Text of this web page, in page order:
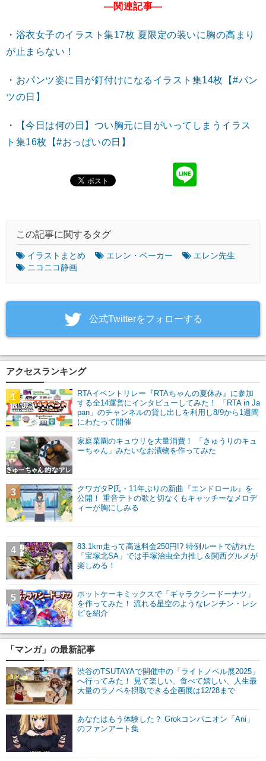
―関連記事―
・ 浴衣女子のイラスト集17枚 夏限定の装いに胸の高まり
が止まらない！
・ おパンツ姿に目が釘付けになるイラスト集14枚【#パン
ツの日】
・
【今日は何の日】つい胸元に目がいってしまうイラス
ト集16枚【#おっぱいの日】
この記事に関するタグ
イラストまとめ エレン・ベーカー
エレン先生
ニコニコ静画
‎公式Twitterをフォローする
アクセスランキング
RTAイベントリレー『RTAちゃんの夏休み』に参加
する全14運営にインタビューしてみた！ 「RTA in Ja
pan」のチャンネルの貸し出しを利用し8/9から1週間
にわたって開催
1
家庭菜園のキュウリを大量消費！ 「きゅうりのキュ
ーちゃん」みたいなお漬物を作ってみた
2
クワガタP氏・11年ぶりの新曲『エンドロール』を
公開！ 重音テトの歌と切なくもキャッチーなメロデ
ィーが胸にしみる
3
83.1km走って高速料金250円!? 特例ルートで訪れた
「宝塚北SA」では手塚治虫全力推し＆関西グルメが
楽しめる！
4
ホットケーキミックスで「ギャラクシードーナツ」
を作ってみた！ 流れる星空のようなレンチン・レシ
ピを紹介
5
「マンガ」の最新記事
渋谷のTSUTAYAで開催中の「ライトノベル展2025」
へ行ってみた！ 見て楽しい、食べて嬉しい、人生最
大量のラノベを摂取できる企画展は12/28まで
あなたはもう体験した？ Grokコンパニオン「Ani」
のファンアート集